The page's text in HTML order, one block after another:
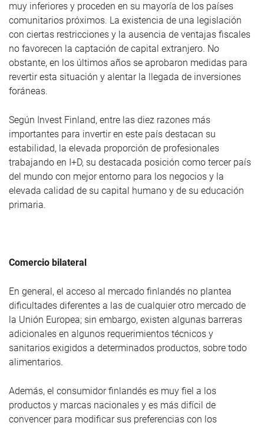
muy inferiores y proceden en su mayoría de los países
comunitarios próximos. La existencia de una legislación
con ciertas restricciones y la ausencia de ventajas fiscales
no favorecen la captación de capital extranjero. No
obstante, en los últimos años se aprobaron medidas para
revertir esta situación y alentar la llegada de inversiones
foráneas.
Según Invest Finland, entre las diez razones más
importantes para invertir en este país destacan su
estabilidad, la elevada proporción de profesionales
trabajando en I+D, su destacada posición como tercer país
del mundo con mejor entorno para los negocios y la
elevada calidad de su capital humano y de su educación
primaria.
Comercio bilateral
En general, el acceso al mercado finlandés no plantea
dificultades diferentes a las de cualquier otro mercado de
la Unión Europea; sin embargo, existen algunas barreras
adicionales en algunos requerimientos técnicos y
sanitarios exigidos a determinados productos, sobre todo
alimentarios.
Además, el consumidor finlandés es muy fiel a los
productos y marcas nacionales y es más difícil de
convencer para modificar sus preferencias con los